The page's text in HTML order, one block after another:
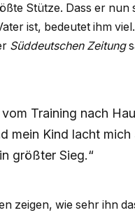
Stütze. Dass er nun
ist, bedeutet ihm
Süddeutschen Zeitung
vom Training nach
mein Kind lacht mich
größter Sieg.“
zeigen, wie sehr ihn